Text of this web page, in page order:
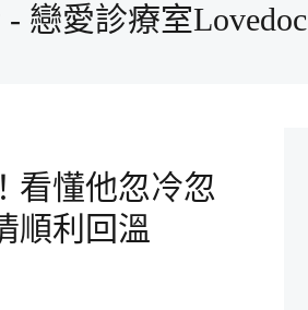
戀愛診療室Lovedoc
看懂他忽冷忽
順利回溫